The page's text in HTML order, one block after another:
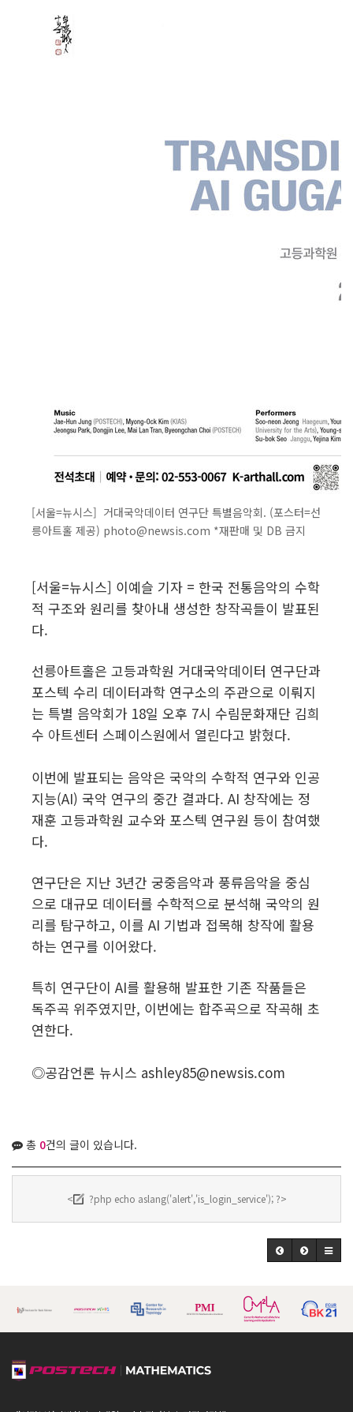
[서울=뉴시스] 거대국악데이터 연구단 특별음악회. (포스터=선
릉아트홀 제공) photo@newsis.com *재판매 및 DB 금지
[서울=뉴시스] 이예슬 기자 = 한국 전통음악의 수학
적 구조와 원리를 찾아내 생성한 창작곡들이 발표된
다.
선릉아트홀은 고등과학원 거대국악데이터 연구단과
포스텍 수리 데이터과학 연구소의 주관으로 이뤄지
는 특별 음악회가 18일 오후 7시 수림문화재단 김희
수 아트센터 스페이스원에서 열린다고 밝혔다.
이번에 발표되는 음악은 국악의 수학적 연구와 인공
지능(AI) 국악 연구의 중간 결과다. AI 창작에는 정
재훈 고등과학원 교수와 포스텍 연구원 등이 참여했
다.
연구단은 지난 3년간 궁중음악과 풍류음악을 중심
으로 대규모 데이터를 수학적으로 분석해 국악의 원
리를 탐구하고, 이를 AI 기법과 접목해 창작에 활용
하는 연구를 이어왔다.
특히 연구단이 AI를 활용해 발표한 기존 작품들은
독주곡 위주였지만, 이번에는 합주곡으로 작곡해 초
연한다.
◎공감언론 뉴시스 ashley85@newsis.com
총 0건의 글이 있습니다.
< ?php echo aslang('alert','is_login_service'); ?>